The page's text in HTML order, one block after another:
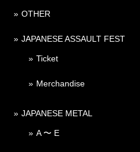
OTHER
JAPANESE ASSAULT FEST
Ticket
Merchandise
JAPANESE METAL
A 〜 E